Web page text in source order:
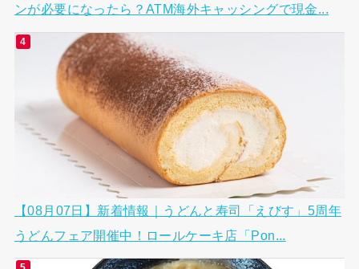
ンが必要になったら？ATM海外キャッシングで現金...
【08月07日】新着情報｜うどんと寿司「えびす」5周年
うどんフェア開催中！ロールケーキ店「Pon...